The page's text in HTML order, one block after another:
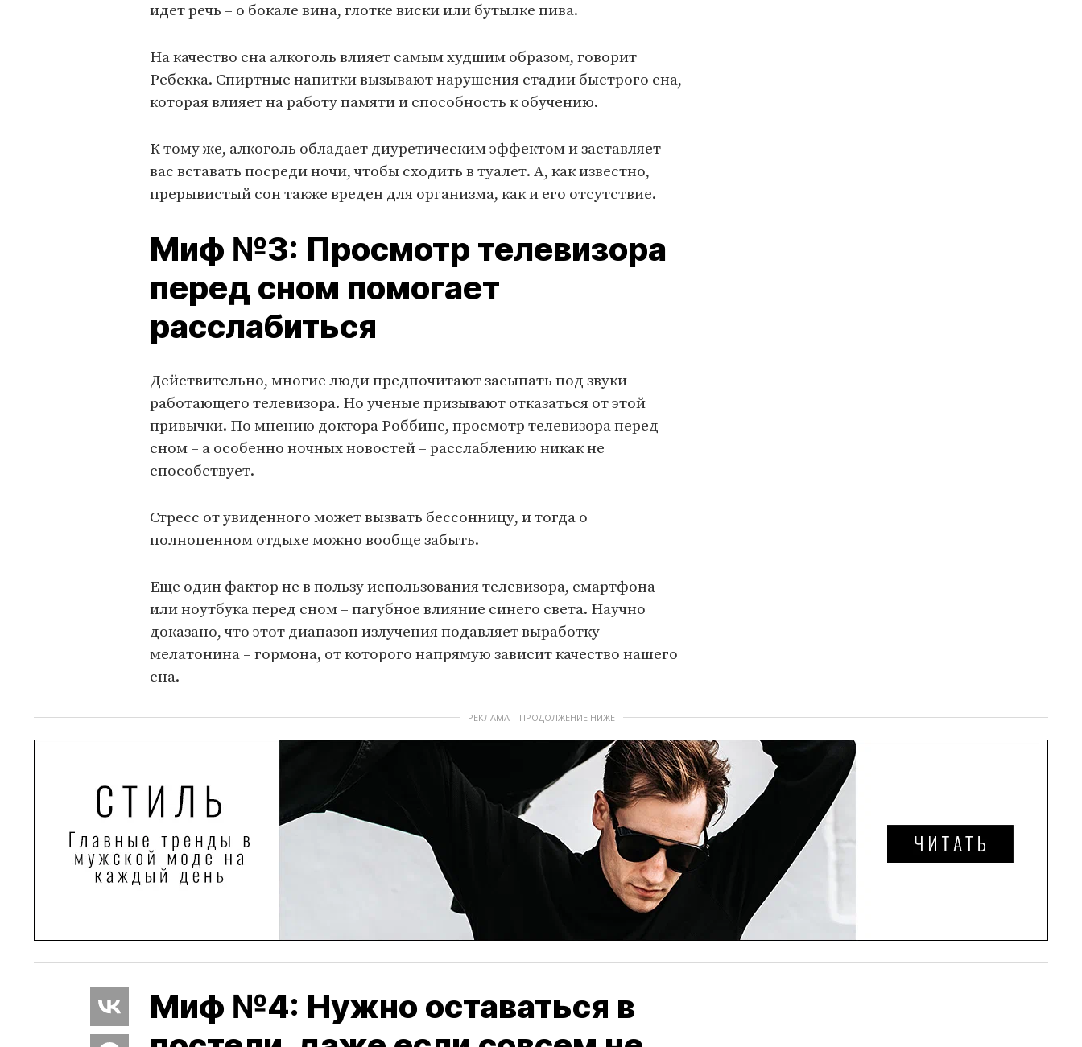
идет речь – о бокале вина, глотке виски или бутылке пива.
На качество сна алкоголь влияет самым худшим образом, говорит
Ребекка. Спиртные напитки вызывают нарушения стадии быстрого сна,
которая влияет на работу памяти и способность к обучению.
К тому же, алкоголь обладает диуретическим эффектом и заставляет
вас вставать посреди ночи, чтобы сходить в туалет. А, как известно,
прерывистый сон также вреден для организма, как и его отсутствие.
Миф №3: Просмотр телевизора
перед сном помогает
расслабиться
Действительно, многие люди предпочитают засыпать под звуки
работающего телевизора. Но ученые призывают отказаться от этой
привычки. По мнению доктора Роббинс, просмотр телевизора перед
сном – а особенно ночных новостей – расслаблению никак не
способствует.
Стресс от увиденного может вызвать бессонницу, и тогда о
полноценном отдыхе можно вообще забыть.
Еще один фактор не в пользу использования телевизора, смартфона
или ноутбука перед сном – пагубное влияние синего света. Научно
доказано, что этот диапазон излучения подавляет выработку
мелатонина – гормона, от которого напрямую зависит качество нашего
сна.
РЕКЛАМА – ПРОДОЛЖЕНИЕ НИЖЕ
Миф №4: Нужно оставаться в